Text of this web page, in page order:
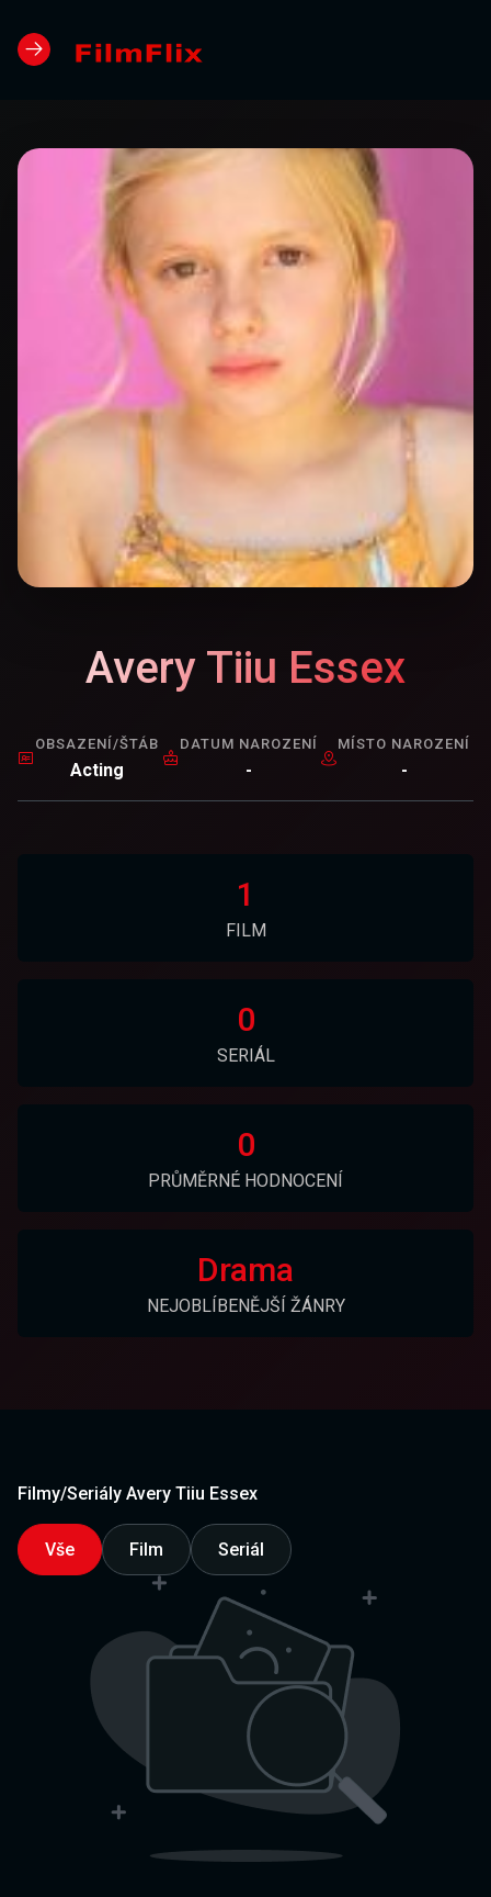
Avery Tiiu Essex
OBSAZENÍ/ŠTÁB
Acting
DATUM NAROZENÍ
-
MÍSTO NAROZENÍ
-
1
FILM
0
SERIÁL
0
PRŮMĚRNÉ HODNOCENÍ
Drama
NEJOBLÍBENĚJŠÍ ŽÁNRY
Filmy/Seriály Avery Tiiu Essex
Vše Film Seriál